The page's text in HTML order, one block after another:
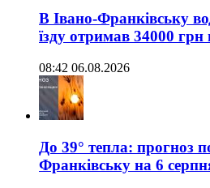
В Івано-Франківську
їзду отримав 34000
08:42 06.08.2026
До 39° тепла: прогноз
Франківську на 6